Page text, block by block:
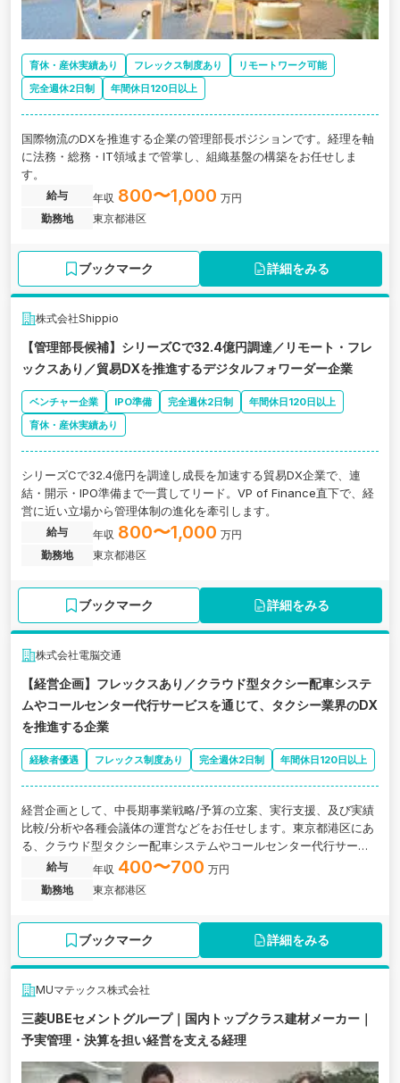
育休・産休実績あり フレックス制度あり
リモートワーク可能
完全週休2日制
年間休日120日以上
国際物流のDXを推進する企業の管理部長ポジションです。経理を軸
に法務・総務・IT領域まで管掌し、組織基盤の構築をお任せしま
す。
給与 年収 800〜1,000 万円
勤務地
東京都港区
ブックマーク 詳細をみる
株式会社Shippio
【管理部長候補】シリーズCで32.4億円調達／リモート・フレ
ックスあり／貿易DXを推進するデジタルフォワーダー企業
ベンチャー企業 IPO準備 完全週休2日制
年間休日120日以上
育休・産休実績あり
シリーズCで32.4億円を調達し成長を加速する貿易DX企業で、連
結・開示・IPO準備まで一貫してリード。VP of Finance直下で、経
営に近い立場から管理体制の進化を牽引します。
給与 年収 800〜1,000 万円
勤務地
東京都港区
ブックマーク 詳細をみる
株式会社電脳交通
【経営企画】フレックスあり／クラウド型タクシー配車システ
ムやコールセンター代行サービスを通じて、タクシー業界のDX
を推進する企業
経験者優遇 フレックス制度あり 完全週休2日制 年間休日120日以上
経営企画として、中長期事業戦略/予算の立案、実行支援、及び実績
比較/分析や各種会議体の運営などをお任せします。東京都港区にあ
る、クラウド型タクシー配車システムやコールセンター代行サービ
スを通じて、タクシー業界のDXを推進する企業の求人です。
給与 年収 400〜700 万円
勤務地
東京都港区
ブックマーク 詳細をみる
MUマテックス株式会社
三菱UBEセメントグループ｜国内トップクラス建材メーカー｜
予実管理・決算を担い経営を支える経理